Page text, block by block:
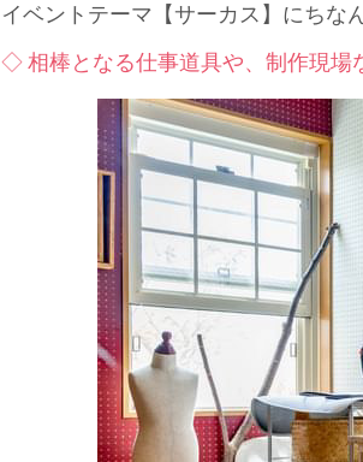
イベントテーマ【サーカス】にちな
◇ 相棒となる仕事道具や、制作現場